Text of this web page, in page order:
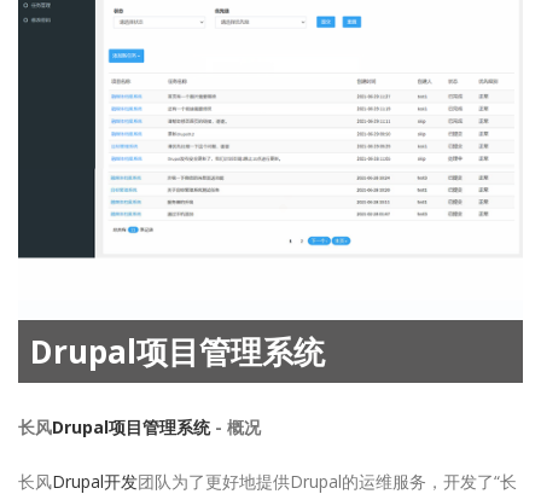
Drupal项目管理系统
长风Drupal项目管理系统- 概况
长风Drupal开发团队为了更好地提供Drupal的运维服务，开发了“长